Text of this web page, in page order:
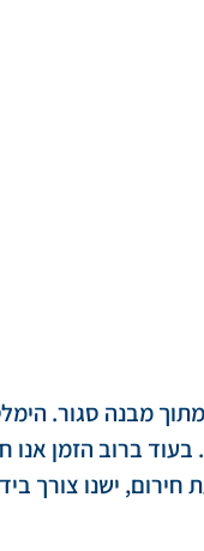
מבנה סגור.
ברוב הזמן אנו
ישנו צורך